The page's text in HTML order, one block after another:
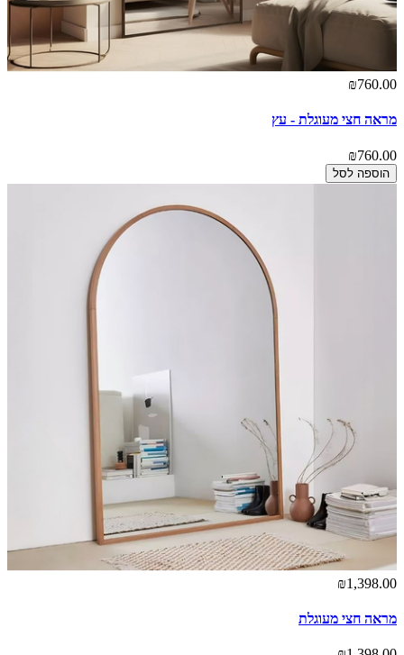
₪760.00
מראה חצי מעוגלת - עץ
₪760.00
הוספה לסל
₪1,398.00
מראה חצי מעוגלת